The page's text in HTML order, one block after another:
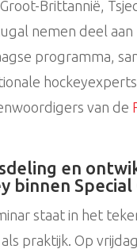
Brittannië,
nemen deel aan
programma,
van de
en
binnen Special
staat in het
praktijk. Op